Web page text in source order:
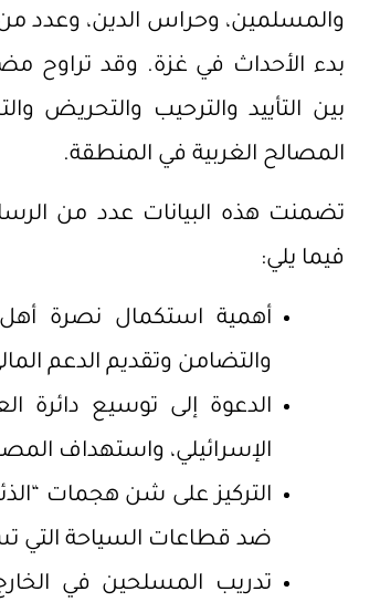
والمسلمين، وحراس الدين، وعدد من
بدء الأحداث في غزة. وقد تراوح
بين التأييد والترحيب والتحريض
المصالح الغربية في المنطقة.
تضمنت هذه البيانات عدد من
فيما يلي:
أهمية استكمال نصرة
والتضامن وتقديم الدعم
الدعوة إلى توسيع دائرة
الإسرائيلي، واستهداف
التركيز على شن هجمات
ضد قطاعات السياحة التي
تدريب المسلحين في